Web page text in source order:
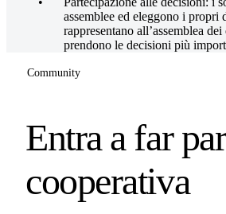
assemblee ed eleggono i propri
rappresentano all’assemblea
prendono le decisioni più
Community
Entra a far
cooperativa